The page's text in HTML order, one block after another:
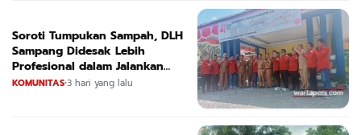
Soroti Tumpukan Sampah, DLH
Sampang Didesak Lebih
Profesional dalam Jalankan
Tugas
KOMUNITAS•3 hari yang lalu